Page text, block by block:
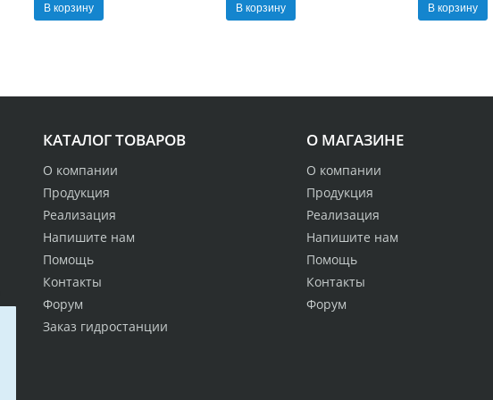
В корзину
В корзину
В корзину
О МАГАЗИНЕ
О компании
Продукция
Реализация
Напишите нам
Помощь
Контакты
Форум
КАТАЛОГ ТОВАРОВ
О компании
Продукция
Реализация
Напишите нам
Помощь
Контакты
Форум
Заказ гидростанции